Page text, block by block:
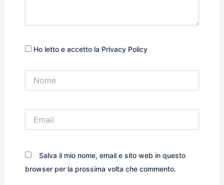
Ho letto e accetto la Privacy Policy
Salva il mio nome, email e sito web in questo
browser per la prossima volta che commento.